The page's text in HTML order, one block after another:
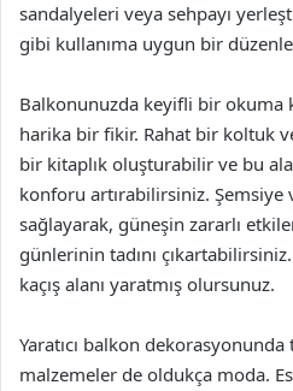
sandalyeleri veya sehpayı
gibi kullanıma uygun bir
Balkonunuzda keyifli bir okuma
harika bir fikir. Rahat bir koltuk
bir kitaplık oluşturabilir ve bu
konforu artırabilirsiniz.
sağlayarak, güneşin zararlı
günlerinin tadını
kaçış alanı yaratmış olursunuz.
Yaratıcı balkon
malzemeler de oldukça moda.